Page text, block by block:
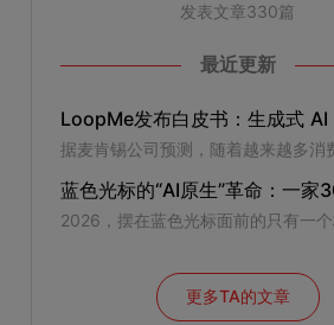
发表文章330篇
最近更新
更多TA的文章